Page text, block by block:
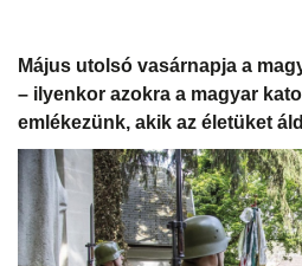
Május utolsó vasárnapja a
– ilyenkor azokra a magyar
emlékezünk, akik az életüket